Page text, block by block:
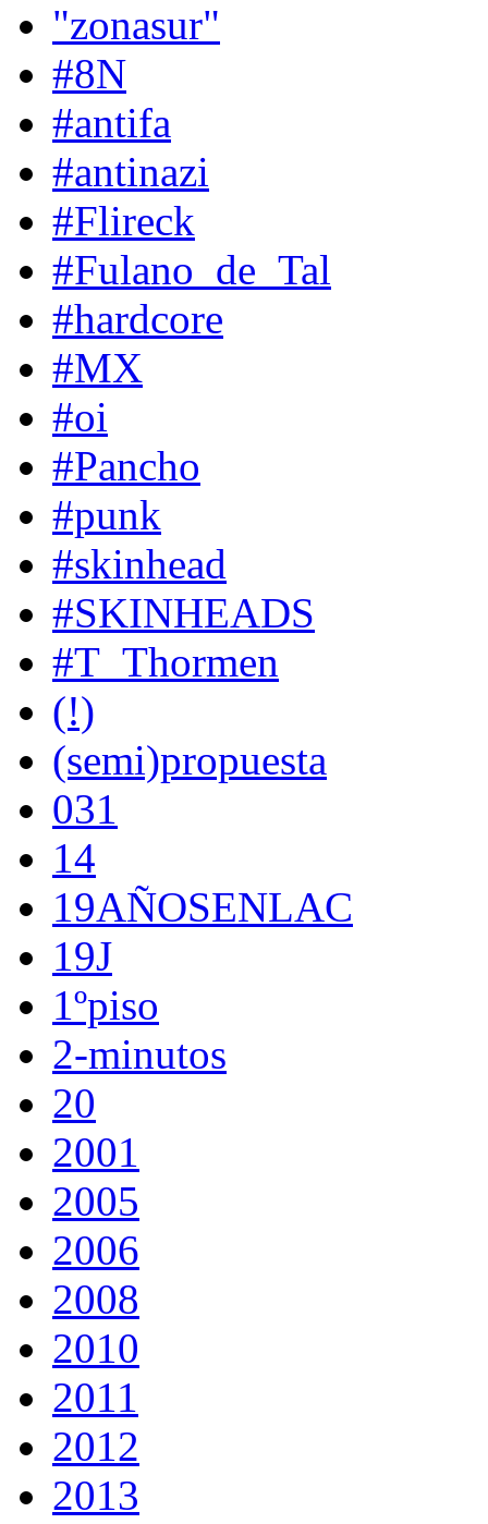
"zonasur"
#8N
#antifa
#antinazi
#Flireck
#Fulano_de_Tal
#hardcore
#MX
#oi
#Pancho
#punk
#skinhead
#SKINHEADS
#T_Thormen
(!)
(semi)propuesta
031
14
19AÑOSENLAC
19J
1ºpiso
2-minutos
20
2001
2005
2006
2008
2010
2011
2012
2013